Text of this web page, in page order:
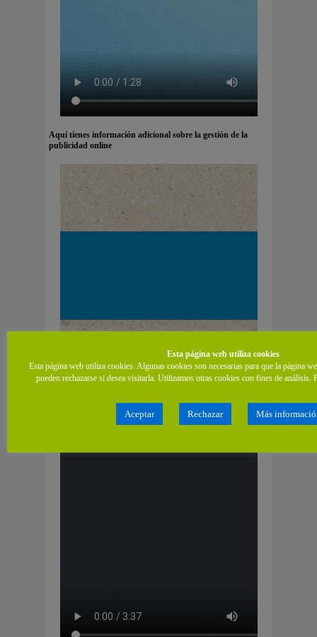
Aquí tienes información adicional sobre la gestión de la
publicidad online
Esta página web utiliza cookies
Esta página web utiliza cookies. Algunas cookies son necesarias para que la página
pueden rechazarse si desea visitarla. Utilizamos otras cookies con fines de análisis.
Aceptar Rechazar Más